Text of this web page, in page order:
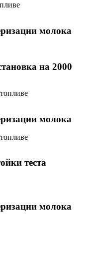
молока
на 2000
молока
теста
молока